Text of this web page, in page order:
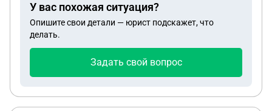
этом. Что будет, если я не погашу этот штраф в
300р? Чтобы погасить через перевод, там как-то
муторно и нужны мои паспортные данные,
выходить ещё раз туда - не охото тратить столько
У вас похожая ситуация?
Опишите свои детали — юрист подскажет, что
делать.
Задать свой вопрос